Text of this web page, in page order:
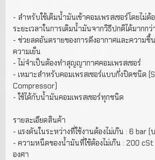
- สําหรับใช้เติมนํ้ามันเข้าคอมเพรสเซอร์โดยไม่ต้
ระยะเวลาในการเติมนํ้ามันจากวิธีปกติได้มากกว่
- ช่วยลดอันตรายของการดึงอากาศและความชื้
ความเย็น
- ไม่จําเป็นต้องทําสุญญากาศคอมเพรสเซอร์
- เหมาะสําหรับคอมเพรสเซอร์แบบกึ่งปิดชนิด
Compressor)
- ใช้ได้กับนํ้ามันคอมเพรสเซอร์ทุกชนิด
รายละเอียดสินค้า
- แรงดันในระหว่างที่ใช้งานต้องไม่เกิน : 6 bar (
- ความหนืดของนํ้ามันที่ใช้ต้องไม่เกิน : 200
องศา